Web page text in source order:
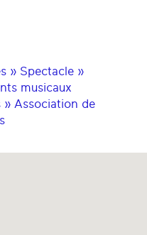
» Spectacle »
musicaux
» Association de